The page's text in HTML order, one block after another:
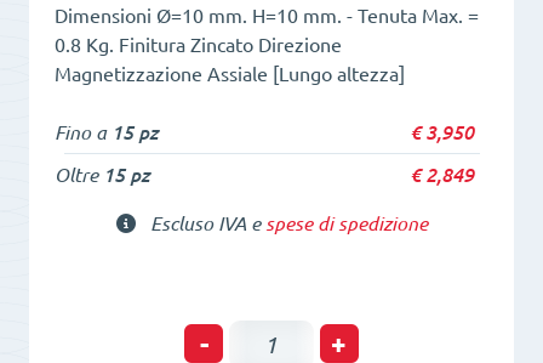
Dimensioni Ø=10 mm. H=10 mm. - Tenuta Max. =
0.8 Kg. Finitura Zincato Direzione
Magnetizzazione Assiale [Lungo altezza]
Fino a 15 pz €3,950
Oltre 15 pz €2,849
Escluso IVA e spese di spedizione
-
POT
+